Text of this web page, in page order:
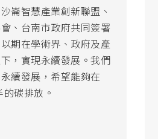
崙智慧產業創新聯盟、
、台南市政府共同簽署
期在學術界、政府及產
，實現永續發展。我們
續發展，希望能夠在
碳排放。